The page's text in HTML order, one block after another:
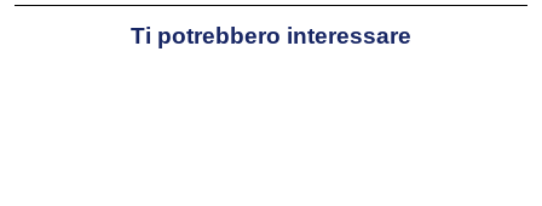
Ti potrebbero interessare